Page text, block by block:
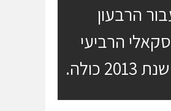
הרבעון
הרביעי
כולה.